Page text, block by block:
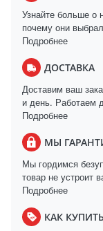
Узнайте больше о
почему они
Подробнее
ДОСТАВКА
Доставим ваш
и день. Работаем
Подробнее
МЫ
Мы гордимся
товар не устроит
Подробнее
КАК